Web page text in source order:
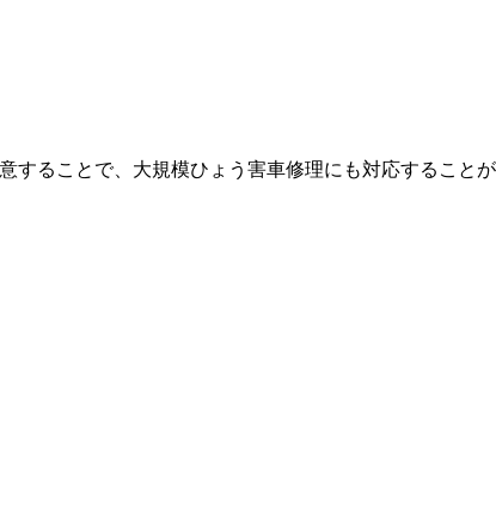
することで、大規模ひょう害車修理にも対応することが